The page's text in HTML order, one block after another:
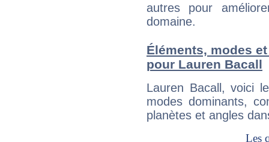
autres pour
domaine.
Éléments, modes
pour Lauren Bacall
Lauren Bacall, voici
modes dominants,
planètes et angles